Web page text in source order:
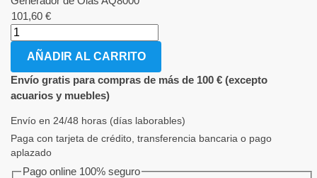
101,60 €
AÑADIR AL CARRITO
Envío gratis para compras de más de 100 € (excepto
acuarios y muebles)
Envío en 24/48 horas (días laborables)
Paga con tarjeta de crédito, transferencia bancaria o pago
aplazado
Pago online 100% seguro